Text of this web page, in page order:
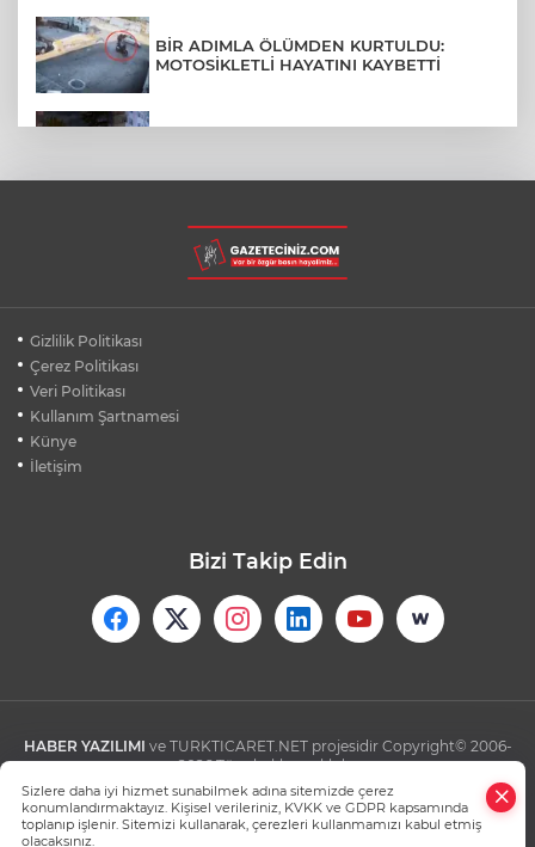
BİR ADIMLA ÖLÜMDEN KURTULDU:
MOTOSİKLETLİ HAYATINI KAYBETTİ
BURSA ŞEHİR HASTANESİ OTOPARKI
AĞUSTOS AYINDA HİZMETE AÇILIYOR
KÜBRA DENİZCİ KESKİN KUPASINI
Gizlilik Politikası
Çerez Politikası
Veri Politikası
Kullanım Şartnamesi
Künye
İletişim
Bizi Takip Edin
HABER YAZILIMI ve TURKTICARET.NET projesidir Copyright© 2006-
2026 Tüm hakları saklıdır.
Sizlere daha iyi hizmet sunabilmek adına sitemizde çerez
konumlandırmaktayız. Kişisel verileriniz, KVKK ve GDPR kapsamında
toplanıp işlenir. Sitemizi kullanarak, çerezleri kullanmamızı kabul etmiş
olacaksınız.